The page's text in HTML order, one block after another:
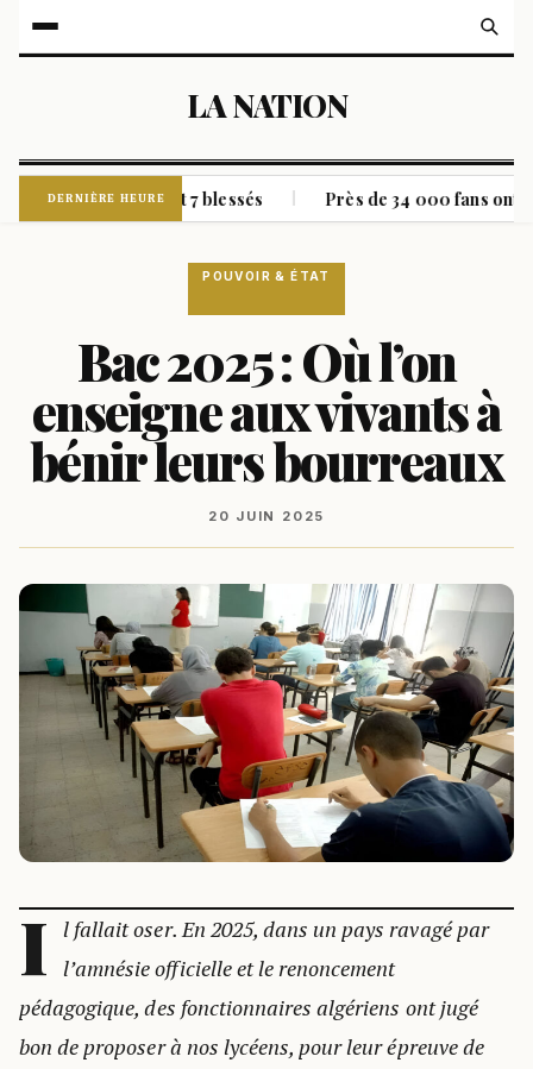
LA NATION
DERNIÈRE HEURE
moins 4 morts et 7 blessés | Près de 34 000 fans ont
POUVOIR & ÉTAT
Bac 2025 : Où l’on
enseigne aux vivants à
bénir leurs bourreaux
20 JUIN 2025
I
l fallait oser. En 2025, dans un pays ravagé par
l’amnésie officielle et le renoncement
pédagogique, des fonctionnaires algériens ont jugé
bon de proposer à nos lycéens, pour leur épreuve de